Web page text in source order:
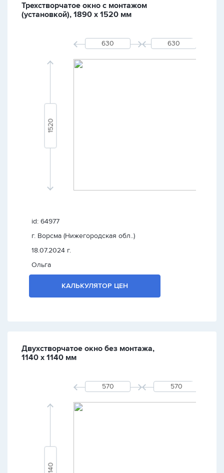
Трехстворчатое окно с монтажом
(установкой), 1890 х 1520 мм
id: 64977
г. Ворсма (Нижегородская обл..)
18.07.2024 г.
Ольга
КАЛЬКУЛЯТОР ЦЕН
Двухстворчатое окно без монтажа,
1140 х 1140 мм